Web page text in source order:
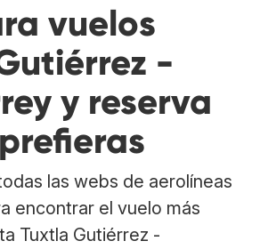
vuelos
-
y reserva
las webs de aerolíneas
encontrar el vuelo más
Tuxtla Gutiérrez -